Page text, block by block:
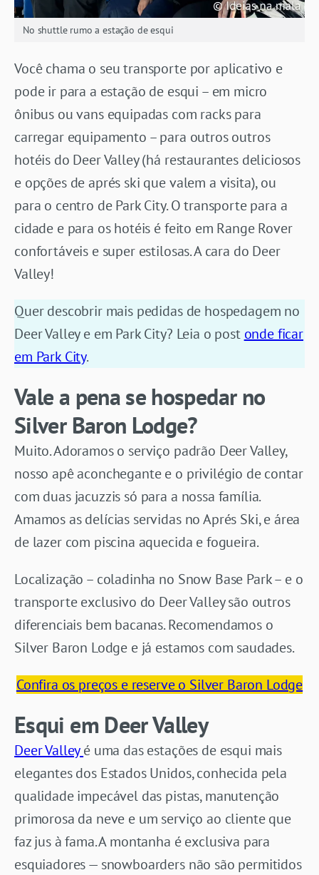
No shuttle rumo a estação de esqui
Você chama o seu transporte por aplicativo e
pode ir para a estação de esqui – em micro
ônibus ou vans equipadas com racks para
carregar equipamento – para outros outros
hotéis do Deer Valley (há restaurantes deliciosos
e opções de aprés ski que valem a visita), ou
para o centro de Park City. O transporte para a
cidade e para os hotéis é feito em Range Rover
confortáveis e super estilosas. A cara do Deer
Valley!
Quer descobrir mais pedidas de hospedagem no
Deer Valley e em Park City? Leia o post onde ficar
em Park City.
Vale a pena se hospedar no
Silver Baron Lodge?
Muito. Adoramos o serviço padrão Deer Valley,
nosso apê aconchegante e o privilégio de contar
com duas jacuzzis só para a nossa família.
Amamos as delícias servidas no Aprés Ski, e área
de lazer com piscina aquecida e fogueira.
Localização – coladinha no Snow Base Park – e o
transporte exclusivo do Deer Valley são outros
diferenciais bem bacanas. Recomendamos o
Silver Baron Lodge e já estamos com saudades.
Confira os preços e reserve o Silver Baron Lodge
Esqui em Deer Valley
Deer Valleyé uma das estações de esqui mais
elegantes dos Estados Unidos, conhecida pela
qualidade impecável das pistas, manutenção
primorosa da neve e um serviço ao cliente que
faz jus à fama. A montanha é exclusiva para
esquiadores — snowboarders não são permitidos